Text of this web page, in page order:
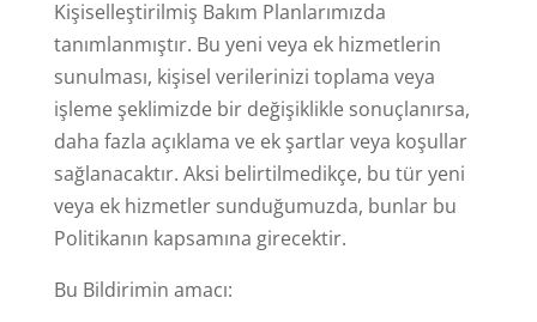
Kişiselleştirilmiş Bakım Planlarımızda
tanımlanmıştır. Bu yeni veya ek hizmetlerin
sunulması, kişisel verilerinizi toplama veya
işleme şeklimizde bir değişiklikle sonuçlanırsa,
daha fazla açıklama ve ek şartlar veya koşullar
sağlanacaktır. Aksi belirtilmedikçe, bu tür yeni
veya ek hizmetler sunduğumuzda, bunlar bu
Politikanın kapsamına girecektir.
Bu Bildirimin amacı: